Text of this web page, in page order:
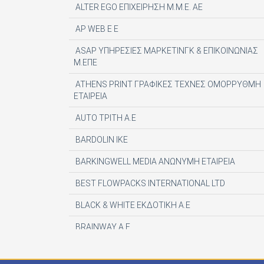
ALTER EGO ΕΠΙΧΕΙΡΗΣΗ Μ.Μ.Ε. ΑΕ
AP WEB Ε Ε
ASAP ΥΠΗΡΕΣΙΕΣ ΜΑΡΚΕΤΙΝΓΚ & ΕΠΙΚΟΙΝΩΝΙΑΣ
Μ.ΕΠΕ
ATHENS PRINT ΓΡΑΦΙΚΕΣ ΤΕΧΝΕΣ ΟΜΟΡΡΥΘΜΗ
ΕΤΑΙΡΕΙΑ
AUTO ΤΡΙΤΗ Α.Ε
BARDOLIN ΙΚΕ
BARKINGWELL MEDIA ΑΝΩΝΥΜΗ ΕΤΑΙΡΕΙΑ
BEST FLOWPACKS INTERNATIONAL LTD
BLACK & WHITE ΕΚΔΟΤΙΚΗ Α.Ε
BRAINWAY A.E